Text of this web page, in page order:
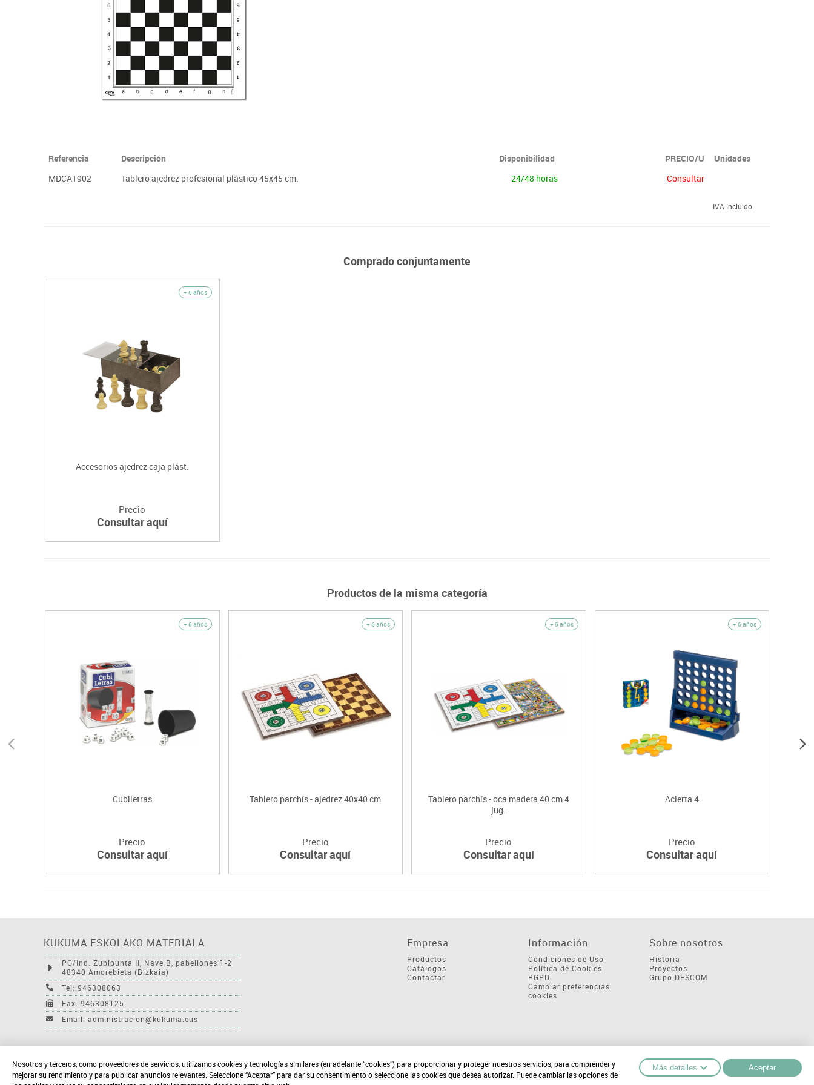
Plastifica, encuaderna, destruye
Papel y manipulados
Referencia Descripción Disponibilidad PRECIO/U
Unidades
MDCAT902
Tablero ajedrez profesional plástico 45x45 cm. 24/48 horas Consultar
IVA incluido
Comprado conjuntamente
+ 6 años
Accesorios ajedrez caja plást.
Precio
Consultar aquí
Productos de la misma categoría
+ 6 años
Cubiletras
Precio
Consultar aquí
+ 6 años
Tablero parchís - ajedrez 40x40 cm
Precio
Consultar aquí
+ 6 años
Tablero parchís - oca madera 40 cm 4
jug.
Precio
Consultar aquí
+ 6 años
Acierta 4
Precio
Consultar aquí
KUKUMA ESKOLAKO MATERIALA
PG/Ind. Zubipunta II, Nave B, pabellones 1-2
48340 Amorebieta (Bizkaia)
Tel: 946308063
Fax: 946308125
Email: administracion@kukuma.eus
Empresa
Productos
Catálogos
Contactar
Información
Condiciones de Uso
Política de Cookies
RGPD
Cambiar preferencias
cookies
Sobre nosotros
Historia
Proyectos
Grupo DESCOM
Nosotros y terceros, como proveedores de servicios, utilizamos cookies y tecnologías similares (en adelante “cookies”) para proporcionar y proteger nuestros servicios, para comprender y
mejorar su rendimiento y para publicar anuncios relevantes. Seleccione “Aceptar” para dar su consentimiento o seleccione las cookies que desea autorizar. Puede cambiar las opciones de
Más detalles Aceptar